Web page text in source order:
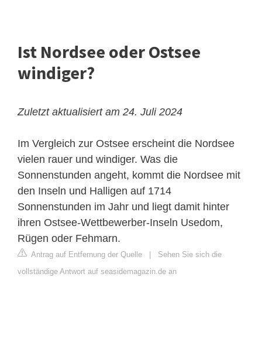
Ist Nordsee oder Ostsee
windiger?
Zuletzt aktualisiert am 24. Juli 2024
Im Vergleich zur Ostsee erscheint die Nordsee
vielen rauer und windiger. Was die
Sonnenstunden angeht, kommt die Nordsee mit
den Inseln und Halligen auf 1714
Sonnenstunden im Jahr und liegt damit hinter
ihren Ostsee-Wettbewerber-Inseln Usedom,
Rügen oder Fehmarn.
Antrag auf Entfernung der Quelle
Sehen Sie sich die
vollständige Antwort auf seasidemagazin.de an